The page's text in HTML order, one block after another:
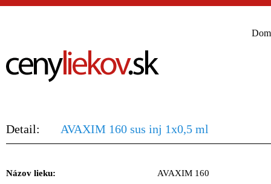
Detail: AVAXIM 160 sus inj 1x0,5 ml
Názov lieku:
AVAXIM 160